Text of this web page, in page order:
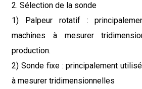
2. Sélection de la sonde
1) Palpeur rotatif :
machines à mesurer
production.
2) Sonde fixe : principalement
à mesurer tridimensionnelles